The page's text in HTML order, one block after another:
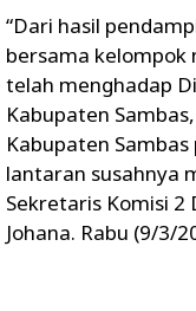
“Dari hasil
bersama kelompok
telah menghadap
Kabupaten
Kabupaten
lantaran susahnya
Sekretaris Komisi 2
Johana. Rabu (9/3/